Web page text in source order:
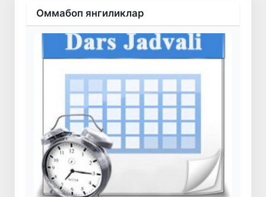
Оммабоп янгиликлар